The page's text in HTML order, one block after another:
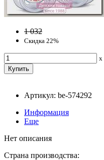
1 032
Скидка 22%
x
Артикул: be-574292
Информация
Еще
Нет описания
Страна производства: